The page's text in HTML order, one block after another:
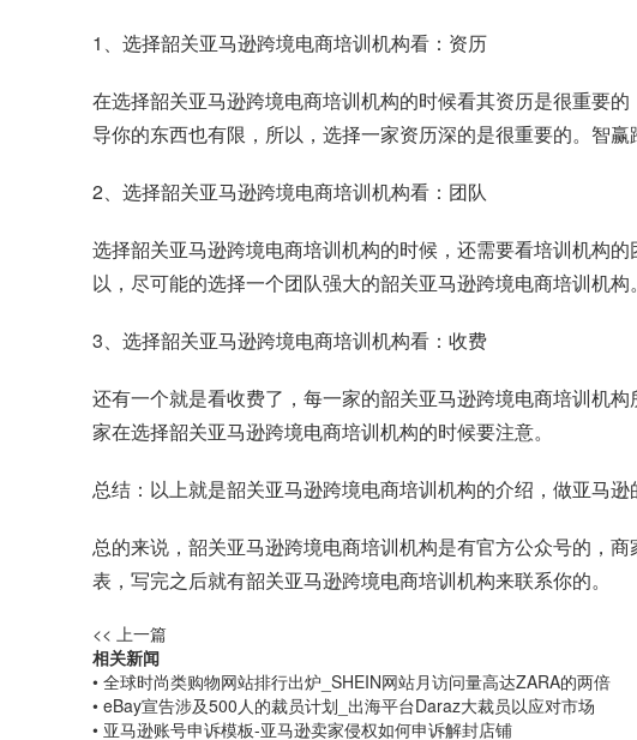
1、选择韶关亚马逊跨境电商培训机构看：资历
在选择韶关亚马逊跨境电商培训机构的时候看其资历是很重要
导你的东西也有限，所以，选择一家资历深的是很重要的。智
2、选择韶关亚马逊跨境电商培训机构看：团队
选择韶关亚马逊跨境电商培训机构的时候，还需要看培训机构
以，尽可能的选择一个团队强大的韶关亚马逊跨境电商培训机构。
3、选择韶关亚马逊跨境电商培训机构看：收费
还有一个就是看收费了，每一家的韶关亚马逊跨境电商培训机
家在选择韶关亚马逊跨境电商培训机构的时候要注意。
总结：以上就是韶关亚马逊跨境电商培训机构的介绍，做亚马
总的来说，韶关亚马逊跨境电商培训机构是有官方公众号的，
表，写完之后就有韶关亚马逊跨境电商培训机构来联系你的。
<< 上一篇
相关新闻
• 全球时尚类购物网站排行出炉_SHEIN网站月访问量高达ZARA的两倍
• eBay宣告涉及500人的裁员计划_出海平台Daraz大裁员以应对市场
• 亚马逊账号申诉模板-亚马逊卖家侵权如何申诉解封店铺